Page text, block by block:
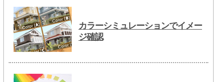
カラーシミュレーションでイメー
ジ確認